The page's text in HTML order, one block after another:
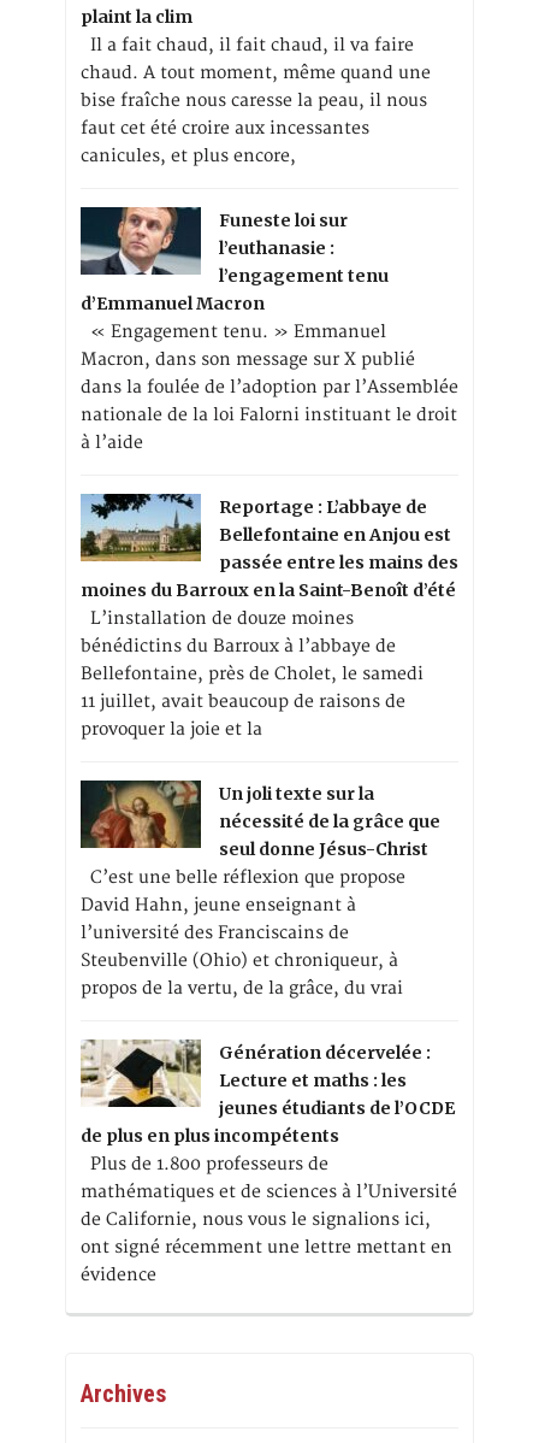
plaint la clim
Il a fait chaud, il fait chaud, il va faire
chaud. A tout moment, même quand une
bise fraîche nous caresse la peau, il nous
faut cet été croire aux incessantes
canicules, et plus encore,
Funeste loi sur
l’euthanasie :
l’engagement tenu
d’Emmanuel Macron
« Engagement tenu. » Emmanuel
Macron, dans son message sur X publié
dans la foulée de l’adoption par l’Assemblée
nationale de la loi Falorni instituant le droit
à l’aide
Reportage : L’abbaye de
Bellefontaine en Anjou est
passée entre les mains des
moines du Barroux en la Saint-Benoît d’été
L’installation de douze moines
bénédictins du Barroux à l’abbaye de
Bellefontaine, près de Cholet, le samedi
11 juillet, avait beaucoup de raisons de
provoquer la joie et la
Un joli texte sur la
nécessité de la grâce que
seul donne Jésus-Christ
C’est une belle réflexion que propose
David Hahn, jeune enseignant à
l’université des Franciscains de
Steubenville (Ohio) et chroniqueur, à
propos de la vertu, de la grâce, du vrai
Génération décervelée :
Lecture et maths : les
jeunes étudiants de l’OCDE
de plus en plus incompétents
Plus de 1.800 professeurs de
mathématiques et de sciences à l’Université
de Californie, nous vous le signalions ici,
ont signé récemment une lettre mettant en
évidence
Archives